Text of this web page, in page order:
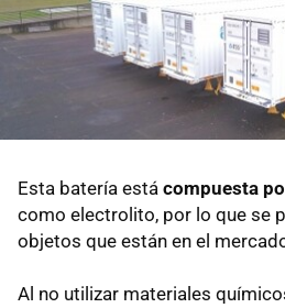
Esta batería está compuesta
como electrolito, por lo que se
objetos que están en el
Al no utilizar materiales